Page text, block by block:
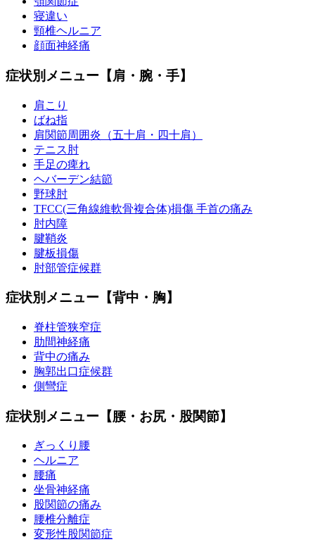
寝違い
頸椎ヘルニア
顔面神経痛
症状別メニュー【肩・腕・手】
肩こり
ばね指
肩関節周囲炎（五十肩・四十肩）
テニス肘
手足の痺れ
ヘバーデン結節
野球肘
TFCC(三角線維軟骨複合体)損傷 手首の痛み
肘内障
腱鞘炎
腱板損傷
肘部管症候群
症状別メニュー【背中・胸】
脊柱管狭窄症
肋間神経痛
背中の痛み
胸郭出口症候群
側彎症
症状別メニュー【腰・お尻・股関節】
ぎっくり腰
ヘルニア
腰痛
坐骨神経痛
股関節の痛み
腰椎分離症
変形性股関節症